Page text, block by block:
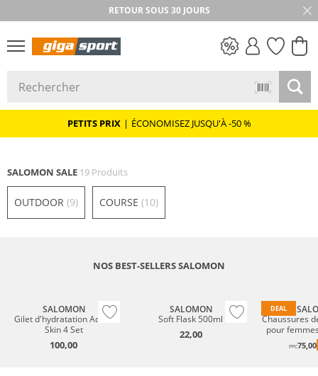
RETOUR SOUS 30 JOURS
PETITS PRIX | ÉCONOMISEZ JUSQU'À -50 %
SALOMON SALE 19 Produits
OUTDOOR (9) COURSE (10)
NOS BEST-SELLERS SALOMON
SALOMON
Gilet d'hydratation Active
Skin 4 Set
100,00
SALOMON
Soft Flask 500ml
22,00
DEAL
Chaussures
pour
PPC75,00